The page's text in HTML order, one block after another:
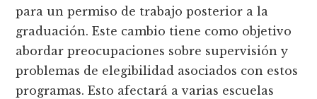
para un permiso de trabajo posterior a la
graduación. Este cambio tiene como objetivo
abordar preocupaciones sobre supervisión y
problemas de elegibilidad asociados con estos
programas. Esto afectará a varias escuelas